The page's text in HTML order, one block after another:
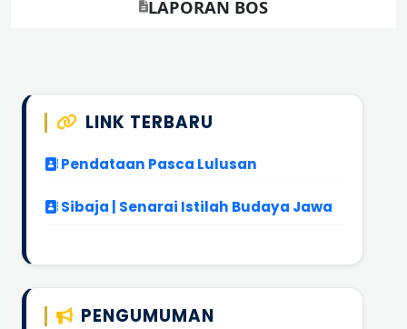
LAPORAN BOS
LINK TERBARU
Pendataan Pasca Lulusan
Sibaja | Senarai Istilah Budaya Jawa
PENGUMUMAN